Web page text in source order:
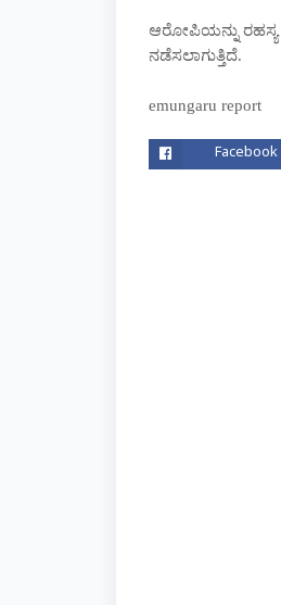
ಆರೋಪಿಯನ್ನು ರಹಸ್ಯ
ನಡೆಸಲಾಗುತ್ತಿದೆ.
emungaru report
Facebook